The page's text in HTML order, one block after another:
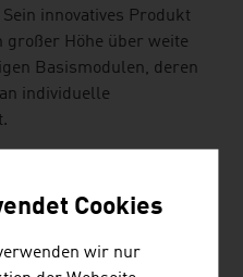
innovatives Produkt
Höhe über weite
Basismodulen, deren
individuelle
Plattform hilft
miteinander verbunden
“search-book-
Cookies
wir nur